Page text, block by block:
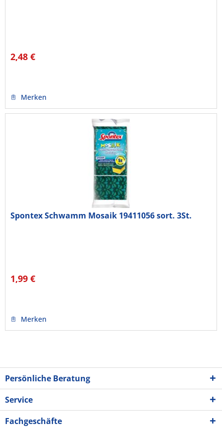
2,48 €
Merken
Spontex Schwamm Mosaik 19411056 sort. 3St.
1,99 €
Merken
Persönliche Beratung
Service
Fachgeschäfte